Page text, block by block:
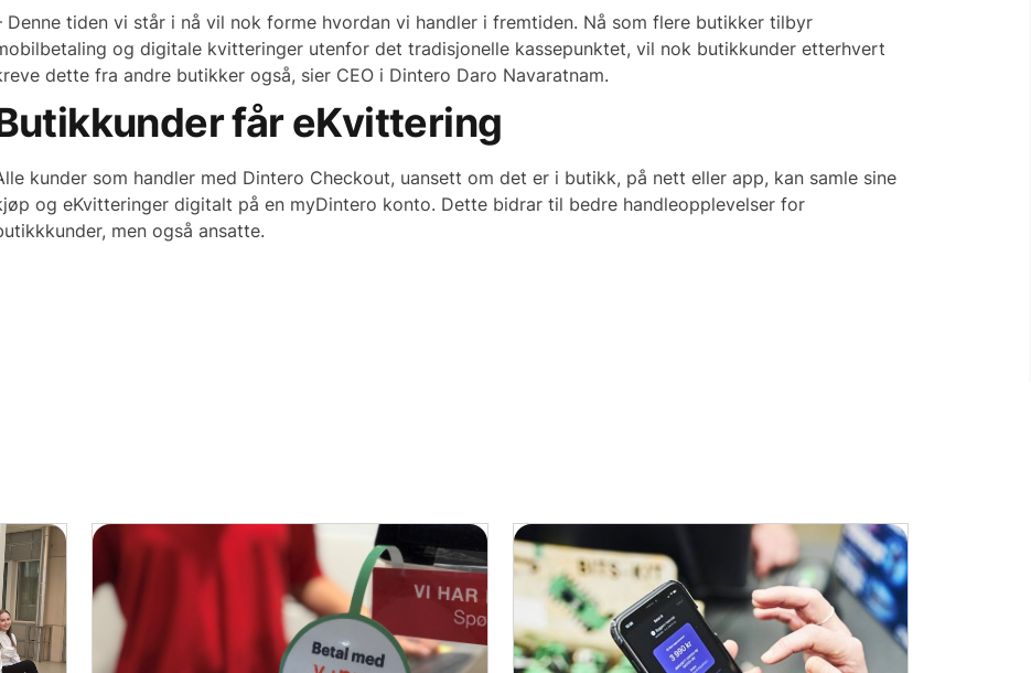
Denne tiden vi står i nå vil nok forme hvordan vi handler i fremtiden. Nå som flere butikker tilbyr
og digitale kvitteringer utenfor det tradisjonelle kassepunktet, vil nok butikkunder etterhvert
dette fra andre butikker også, sier CEO i Dintero Daro Navaratnam.
får eKvittering
kunder som handler med Dintero Checkout, uansett om det er i butikk, på nett eller app, kan samle sine
og eKvitteringer digitalt på en myDintero konto. Dette bidrar til bedre handleopplevelser for
men også ansatte.